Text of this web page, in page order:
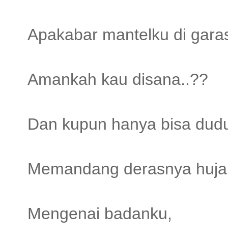
Apakabar mantelku di
Amankah kau disana..??
Dan kupun hanya bisa
Memandang derasnya
Mengenai badanku,